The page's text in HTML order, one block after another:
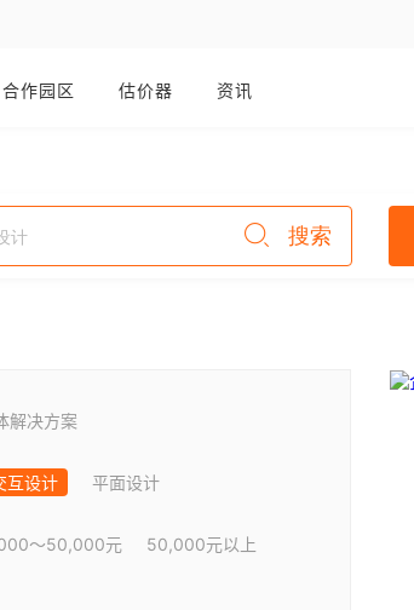
合作园区 估价器 资讯
搜索
解决方案
互设计 平面设计
～50,000元 50,000元以上